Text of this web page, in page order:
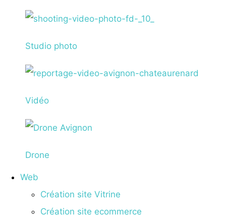
Studio photo
Vidéo
Drone
Web
Création site Vitrine
Création site ecommerce